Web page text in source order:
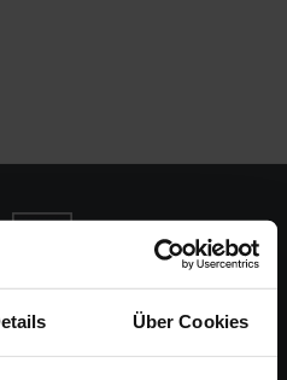
Über Cookies